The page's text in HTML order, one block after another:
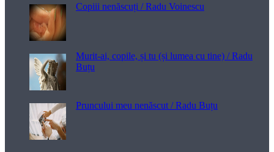
Copiii nenăscuți / Radu Voinescu
Murit-ai, copile, și tu (și lumea cu tine) / Radu
Buțu
Pruncului meu nenăscut / Radu Buțu